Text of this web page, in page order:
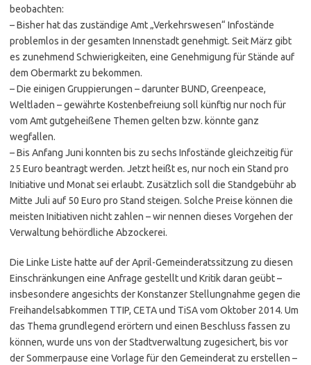
beobachten:
– Bisher hat das zuständige Amt „Verkehrswesen“ Infostände
problemlos in der gesamten Innenstadt genehmigt. Seit März gibt
es zunehmend Schwierigkeiten, eine Genehmigung für Stände auf
dem Obermarkt zu bekommen.
– Die einigen Gruppierungen – darunter BUND, Greenpeace,
Weltladen – gewährte Kostenbefreiung soll künftig nur noch für
vom Amt gutgeheißene Themen gelten bzw. könnte ganz
wegfallen.
– Bis Anfang Juni konnten bis zu sechs Infostände gleichzeitig für
25 Euro beantragt werden. Jetzt heißt es, nur noch ein Stand pro
Initiative und Monat sei erlaubt. Zusätzlich soll die Standgebühr ab
Mitte Juli auf 50 Euro pro Stand steigen. Solche Preise können die
meisten Initiativen nicht zahlen – wir nennen dieses Vorgehen der
Verwaltung behördliche Abzockerei.
Die Linke Liste hatte auf der April-Gemeinderatssitzung zu diesen
Einschränkungen eine Anfrage gestellt und Kritik daran geübt –
insbesondere angesichts der Konstanzer Stellungnahme gegen die
Freihandelsabkommen TTIP, CETA und TiSA vom Oktober 2014. Um
das Thema grundlegend erörtern und einen Beschluss fassen zu
können, wurde uns von der Stadtverwaltung zugesichert, bis vor
der Sommerpause eine Vorlage für den Gemeinderat zu erstellen –